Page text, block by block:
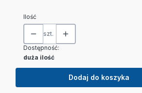
Ilość
szt.
Dostępność:
duża ilość
Dodaj do koszyka